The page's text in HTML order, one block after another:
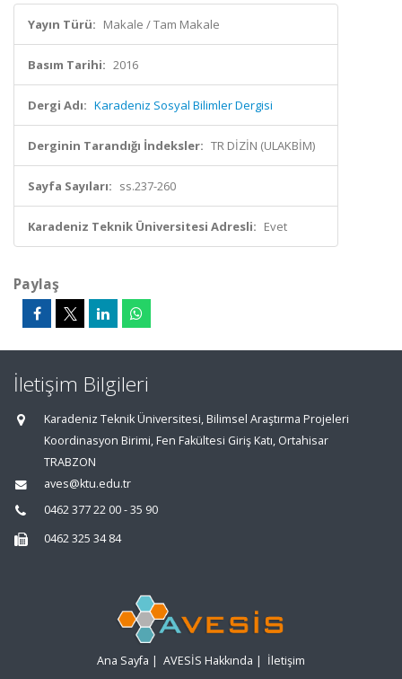
Yayın Türü: Makale / Tam Makale
Basım Tarihi: 2016
Dergi Adı: Karadeniz Sosyal Bilimler Dergisi
Derginin Tarandığı İndeksler: TR DİZİN (ULAKBİM)
Sayfa Sayıları: ss.237-260
Karadeniz Teknik Üniversitesi Adresli: Evet
Paylaş
İletişim Bilgileri
Karadeniz Teknik Üniversitesi, Bilimsel Araştırma Projeleri
Koordinasyon Birimi, Fen Fakültesi Giriş Katı, Ortahisar
TRABZON
aves@ktu.edu.tr
0462 377 22 00 - 35 90
0462 325 34 84
Ana Sayfa | AVESİS Hakkında | İletişim